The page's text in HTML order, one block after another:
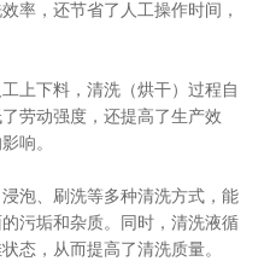
率，还节省了人工操作时间，
上下料，清洗（烘干）过程自
劳动强度，还提高了生产效
响。
泡、刷洗等多种清洗方式，能
污垢和杂质。同时，清洗液循
态，从而提高了清洗质量。